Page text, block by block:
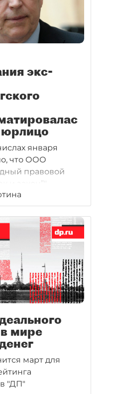
экс-
юрлицо
января
что ООО
правовой
и закон”",
депутату
ЗакСа Борису
мире
март для
"ДП"